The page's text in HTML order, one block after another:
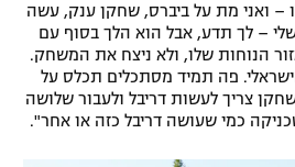
– ואני מת על ביברס, שחקן ענק, עשה
– לך תדע, אבל הוא הלך בסוף עם
הנוחות שלו, ולא ניצח את המשחק.
פה תמיד מסתכלים תכלס על
צריך לעשות דריבל ולעבור שלושה
כמי שעושה דריבל כזה או אחר".